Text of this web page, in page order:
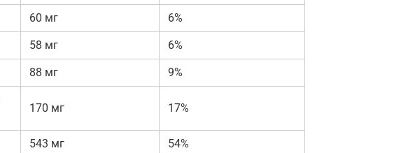
60 мг 6%
58 мг 6%
88 мг 9%
170 мг 17%
543 мг 54%